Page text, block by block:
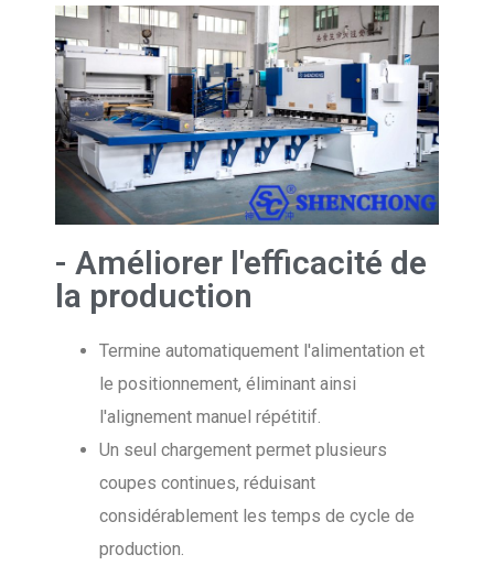
- Améliorer l'efficacité de
la production
Termine automatiquement l'alimentation et
le positionnement, éliminant ainsi
l'alignement manuel répétitif.
Un seul chargement permet plusieurs
coupes continues, réduisant
considérablement les temps de cycle de
production.